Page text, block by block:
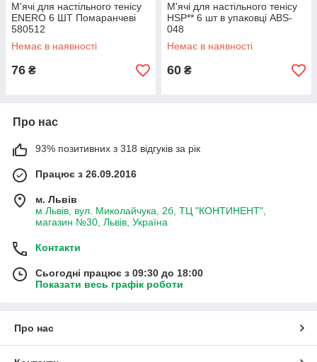
М'ячі для настільного тенісу
ENERO 6 ШТ Помаранчеві
580512
Немає в наявності
76 ₴
М'ячі для настільного тенісу
HSP** 6 шт в упаковці ABS-
048
Немає в наявності
60 ₴
Про нас
93% позитивних з 318 відгуків за рік
Працює з 26.09.2016
м. Львів
м.Львів, вул. Миколайчука, 2б, ТЦ "КОНТИНЕНТ",
магазин №30, Львів, Україна
Контакти
Сьогодні працює з 09:30 до 18:00
Показати весь графік роботи
Про нас